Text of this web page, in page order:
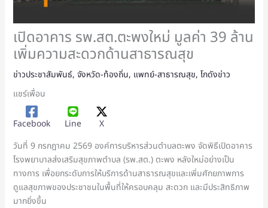
เปิดอาคาร รพ.สต.ตะพงใหม่ มูลค่า 39 ล้าน
เพิ่มความสะดวกด้านสาธารณสุข
ข่าวประชาสัมพันธ์, จังหวัด-ท้องถิ่น, แพทย์-สาธารณสุข, โกดังข่าว
แชร์เพื่อน
Facebook Line
X
วันที่ 9 กรกฎาคม 2569 องค์การบริหารส่วนตำบลตะพง จัดพิธีเปิดอาคาร
โรงพยาบาลส่งเสริมสุขภาพตำบล (รพ.สต.) ตะพง หลังใหม่อย่างเป็น
ทางการ เพื่อยกระดับการให้บริการด้านสาธารณสุขและเพิ่มศักยภาพการ
ดูแลสุขภาพของประชาชนในพื้นที่ให้ครอบคลุม สะดวก และมีประสิทธิภาพ
มากยิ่งขึ้น